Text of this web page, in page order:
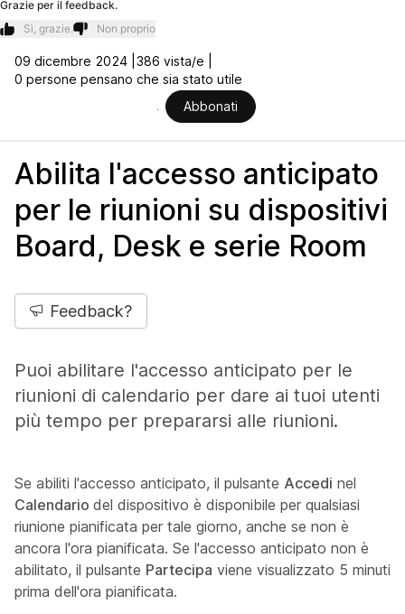
Grazie per il feedback.
Sì, grazie.
Non proprio
09 dicembre 2024 | 386 vista/e |
0 persone pensano che sia stato utile
Abbonati
Abilita l'accesso anticipato
per le riunioni su dispositivi
Board, Desk e serie Room
Feedback?
Puoi abilitare l'accesso anticipato per le
riunioni di calendario per dare ai tuoi utenti
più tempo per prepararsi alle riunioni.
Se abiliti l'accesso anticipato, il pulsante Accedi nel
Calendario del dispositivo è disponibile per qualsiasi
riunione pianificata per tale giorno, anche se non è
ancora l'ora pianificata. Se l'accesso anticipato non è
abilitato, il pulsante Partecipa viene visualizzato 5 minuti
prima dell'ora pianificata.